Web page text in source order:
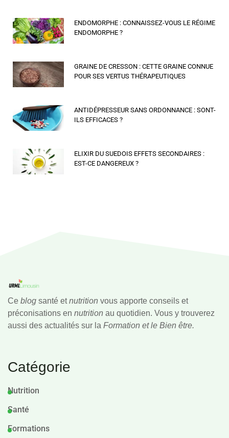
ENDOMORPHE : CONNAISSEZ-VOUS LE RÉGIME
ENDOMORPHE ?
GRAINE DE CRESSON : CETTE GRAINE CONNUE
POUR SES VERTUS THÉRAPEUTIQUES
ANTIDÉPRESSEUR SANS ORDONNANCE : SONT-
ILS EFFICACES ?
ELIXIR DU SUEDOIS EFFETS SECONDAIRES :
EST-CE DANGEREUX ?
Ce blog santé etnutrition vous apporte conseils et
préconisations en nutrition au quotidien. Vous y trouverez
aussi des actualités sur la Formation et le Bien être.
Catégorie
Nutrition
Santé
Formations